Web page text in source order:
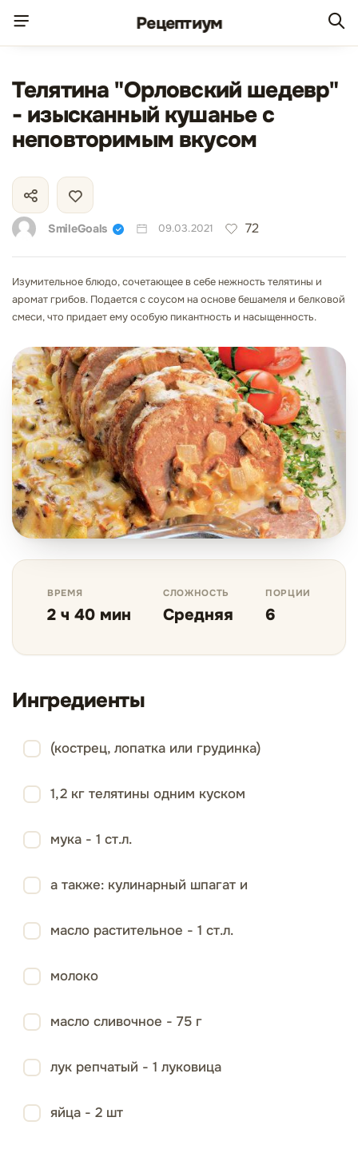
Рецептиум
Телятина "Орловский шедевр"
- изысканный кушанье с
неповторимым вкусом
SmileGoals 09.03.2021 72
Изумительное блюдо, сочетающее в себе нежность телятины и
аромат грибов. Подается с соусом на основе бешамеля и белковой
смеси, что придает ему особую пикантность и насыщенность.
ВРЕМЯ
2 ч 40 мин
СЛОЖНОСТЬ
Средняя
ПОРЦИИ
6
Ингредиенты
(кострец, лопатка или грудинка)
1,2 кг телятины одним куском
мука - 1 ст.л.
а также: кулинарный шпагат и
масло растительное - 1 ст.л.
молоко
масло сливочное - 75 г
лук репчатый - 1 луковица
яйца - 2 шт